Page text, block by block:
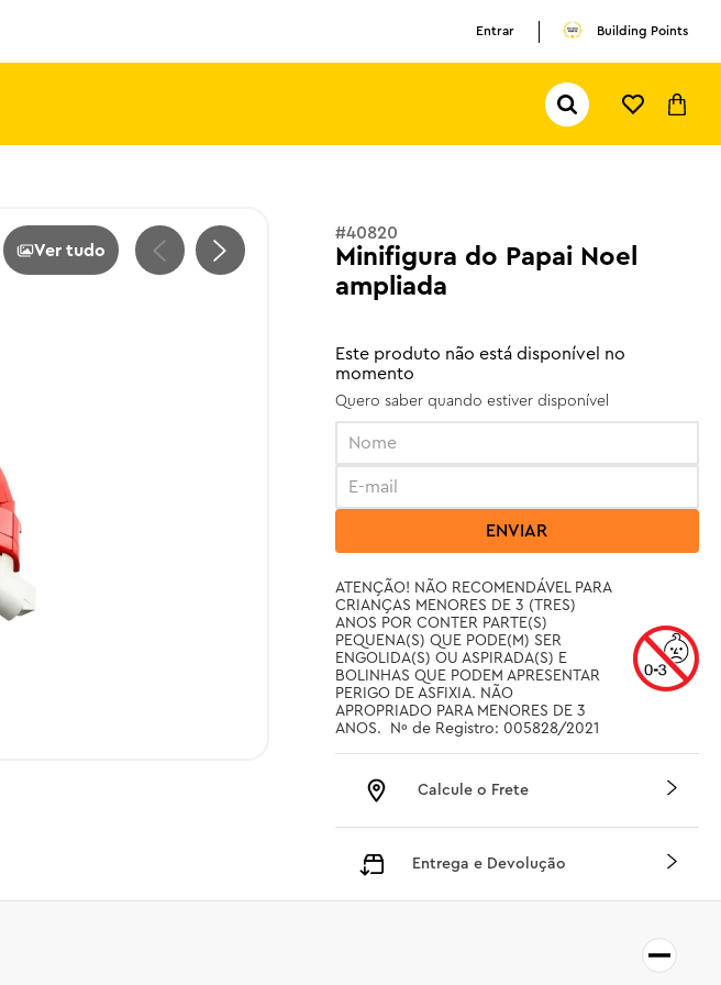
Entrar Building Points
Pesquisar...
Ver tudo
#40820
Minifigura do Papai Noel
ampliada
Este produto não está disponível no
momento
Quero saber quando estiver disponível
ENVIAR
ATENÇÃO! NÃO RECOMENDÁVEL PARA
CRIANÇAS MENORES DE 3 (TRES)
ANOS POR CONTER PARTE(S)
PEQUENA(S) QUE PODE(M) SER
ENGOLIDA(S) OU ASPIRADA(S) E
BOLINHAS QUE PODEM APRESENTAR
PERIGO DE ASFIXIA. NÃO
APROPRIADO PARA MENORES DE 3
ANOS.  Nº de Registro: 005828/2021
Calcule o Frete
Entrega e Devolução
pokemon
olivia